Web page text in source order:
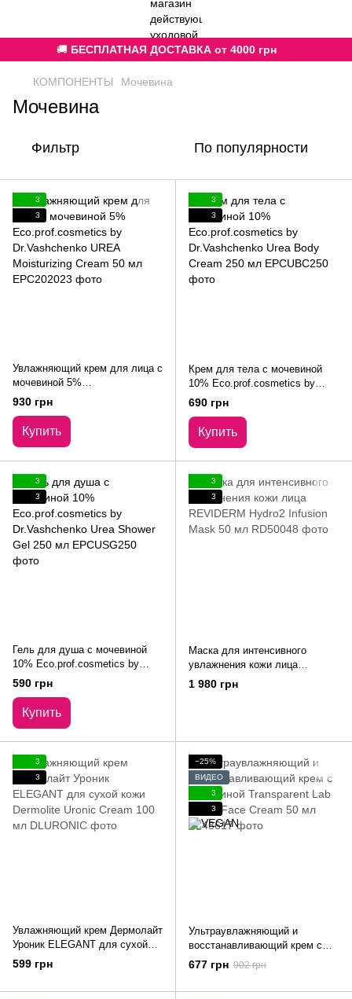
🚚 БЕСПЛАТНАЯ ДОСТАВКА от 4000 грн
КОМПОНЕНТЫ Мочевина
Мочевина
Фильтр По популярности
3
3
Увлажняющий крем для лица с
мочевиной 5%
Eco.prof.cosmetics by
Dr.Vashchenko UREA
Moisturizing Cream 50 мл
930 грн
Купить
3
3
Крем для тела с мочевиной
10% Eco.prof.cosmetics by
Dr.Vashchenko Urea Body
Cream 250 мл
690 грн
Купить
3
3
Гель для душа с мочевиной
10% Eco.prof.cosmetics by
Dr.Vashchenko Urea Shower Gel
250 мл
590 грн
Купить
3
3
Маска для интенсивного
увлажнения кожи лица
REVIDERM Hydro2 Infusion
Mask 50 мл
1 980 грн
3
3
Увлажняющий крем Дермолайт
Уроник ELEGANT для сухой
кожи Dermolite Uronic Cream
100 мл
599 грн
−25%
ВИДЕО
3
3
Ультраувлажняющий и
восстанавливающий крем с
мочевиной Transparent Lab
UREA Face Cream 50 мл
677 грн 902 грн